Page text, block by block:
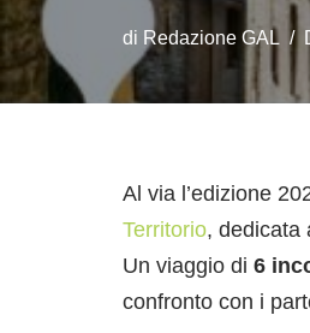
di Redazione GAL
Al via l’edizione
Territorio, dedicata
Un viaggio di 6
confronto con i